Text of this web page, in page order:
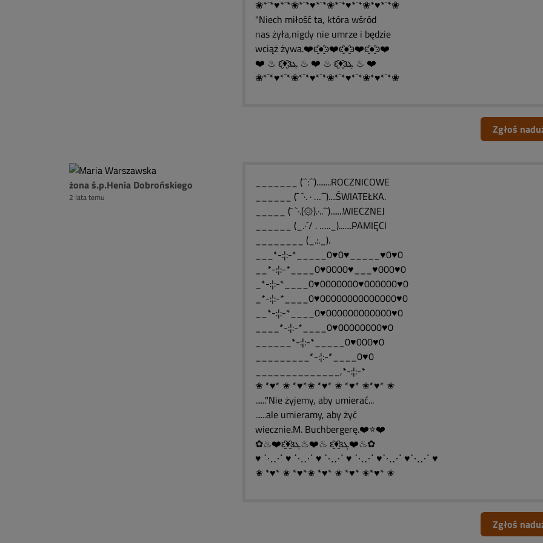
❀*¯*♥*¯*❀*¯*♥*¯*❀*¯*♥*¯*❀*♥*¯*❀
"Niech miłość ta, która wśród
nas żyła,nigdy nie umrze i będzie
wciąż żywa.❤️ͼ̮̑●̮̑ͽ❤️ͼ̮̑●̮̑ͽ❤️ͼ̮̑●̮̑ͽ❤️
❤️ ♨ ԑ̮̑♦̮̑ɜܓ ♨ ❤️ ♨ ԑ̮̑♦̮̑ɜܓ ♨ ❤️
❀*¯*♥*¯*❀*¯*♥*¯*❀*¯*♥*¯*❀*♥*¯*❀
Zgłoś
żona ś.p.Henia Dobrońskiego
2 lata temu
_______ (¯`:´¯)........ROCZNICOWE
______ (¯ `·. · …´¯)....ŚWIATEŁKA.
_____ (¯ `·.(۞).·..´¯).......WIECZNEJ
______ (_.·´/ . ….._).......PAMIĘCI
________ (_.:._).
___*-:¦:-*_____0♥0♥_____♥0♥0
__*-:¦:-*____0♥0000♥___♥000♥0
_*-:¦:-*____0♥0000000♥000000♥0
_*-:¦:-*____0♥00000000000000♥0
__*-:¦:-*____0♥000000000000♥0
____*-:¦:-*____0♥00000000♥0
______*-:¦:-*_____0♥000♥0
_________*-:¦:-*____0♥0
______________,*-:¦:-*
✬ *♥* ✬ *♥*✬ *♥* ✬ *♥* ✬*♥* ✬
......"Nie żyjemy, aby umierać...
......ale umieramy, aby żyć
wiecznie.M. Buchbergerę.❤️⭐❤️
✿♨❤️ԑ̮̑♦̮̑ɜܓ♨❤️♨ ԑ̮̑♦̮̑ɜܓ❤️♨✿
♥ ⋱⋰ ♥ ⋱⋰ ♥ ⋱⋰ ♥ ⋱⋰ ♥⋱⋰ ♥⋱⋰ ♥
✬ *♥* ✬ *♥*✬ *♥* ✬ *♥* ✬*♥* ✬
Zgłoś